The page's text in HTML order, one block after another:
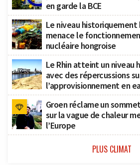
en garde la BCE
Le niveau historiquement
menace le
nucléaire hongroise
Le Rhin atteint un niveau
avec des répercussions
l’approvisionnement en
Groen réclame un
sur la vague de chaleur
l’Europe
PLUS CLIMAT